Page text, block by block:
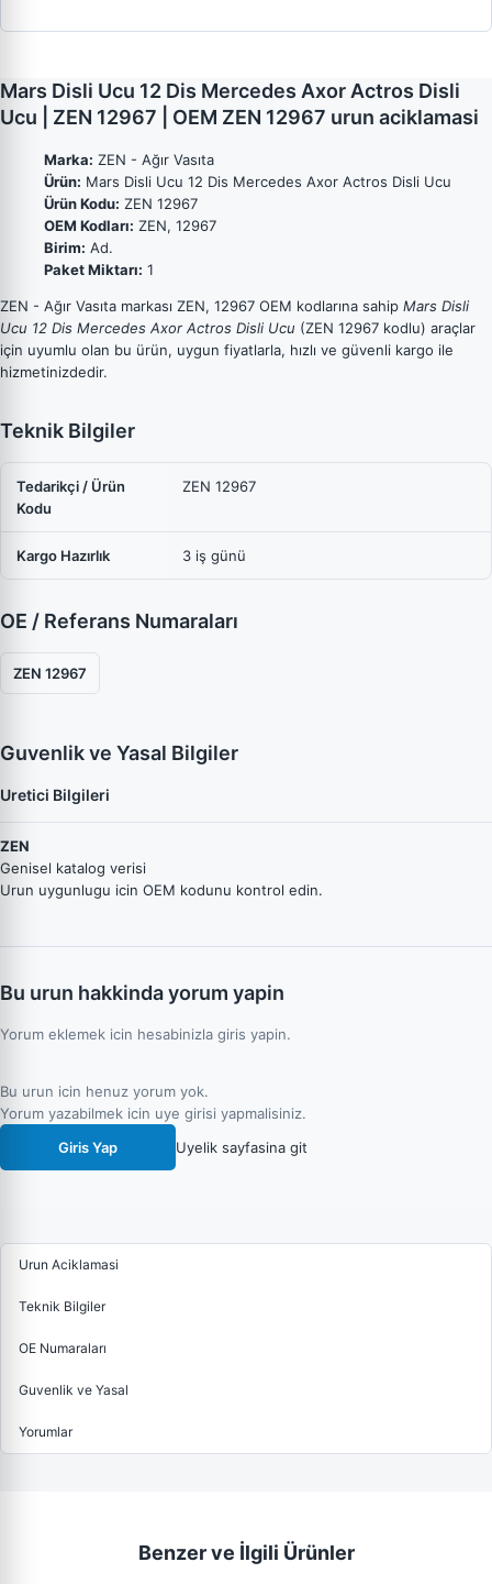
Mars Disli Ucu 12 Dis Mercedes Axor Actros Disli
Ucu | ZEN 12967 | OEM ZEN 12967 urun aciklamasi
Marka: ZEN - Ağır Vasıta
Ürün: Mars Disli Ucu 12 Dis Mercedes Axor Actros Disli Ucu
Ürün Kodu: ZEN 12967
OEM Kodları: ZEN, 12967
Birim: Ad.
Paket Miktarı: 1
ZEN - Ağır Vasıta markası ZEN, 12967 OEM kodlarına sahip Mars Disli
Ucu 12 Dis Mercedes Axor Actros Disli Ucu (ZEN 12967 kodlu) araçlar
için uyumlu olan bu ürün, uygun fiyatlarla, hızlı ve güvenli kargo ile
hizmetinizdedir.
Teknik Bilgiler
Tedarikçi / Ürün
Kodu
ZEN 12967
Kargo Hazırlık 3 iş günü
OE / Referans Numaraları
ZEN 12967
Guvenlik ve Yasal Bilgiler
Uretici Bilgileri
ZEN
Genisel katalog verisi
Urun uygunlugu icin OEM kodunu kontrol edin.
Bu urun hakkinda yorum yapin
Yorum eklemek icin hesabinizla giris yapin.
Bu urun icin henuz yorum yok.
Yorum yazabilmek icin uye girisi yapmalisiniz.
Giris Yap
Uyelik sayfasina git
Urun Aciklamasi
Teknik Bilgiler
OE Numaraları
Guvenlik ve Yasal
Yorumlar
Benzer ve İlgili Ürünler